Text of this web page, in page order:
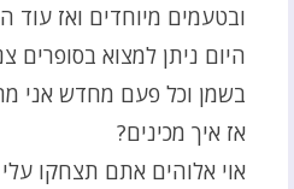
ובטעמים מיוחדים ואז עוד
היום ניתן למצוא בסופרים
בשמן וכל פעם מחדש אני
אז איך מכינים?
אוי אלוהים אתם תצחקו